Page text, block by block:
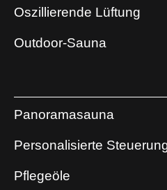
Oszillierende Lüftung
Outdoor-Sauna
Panoramasauna
Personalisierte
Pflegeöle